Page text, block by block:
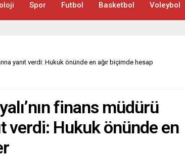
Spor Futbol Basketbol Voleybol
yanıt verdi: Hukuk önünde en ağır biçimde hesap
finans müdürü
verdi: Hukuk önünde en